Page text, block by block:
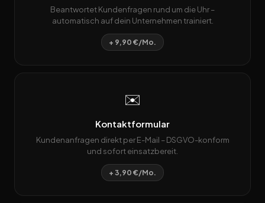
Beantwortet Kundenfragen rund um die Uhr –
automatisch auf dein Unternehmen trainiert.
+ 9,90 €/Mo.
✉️
Kontaktformular
Kundenanfragen direkt per E-Mail – DSGVO-konform
und sofort einsatzbereit.
+ 3,90 €/Mo.